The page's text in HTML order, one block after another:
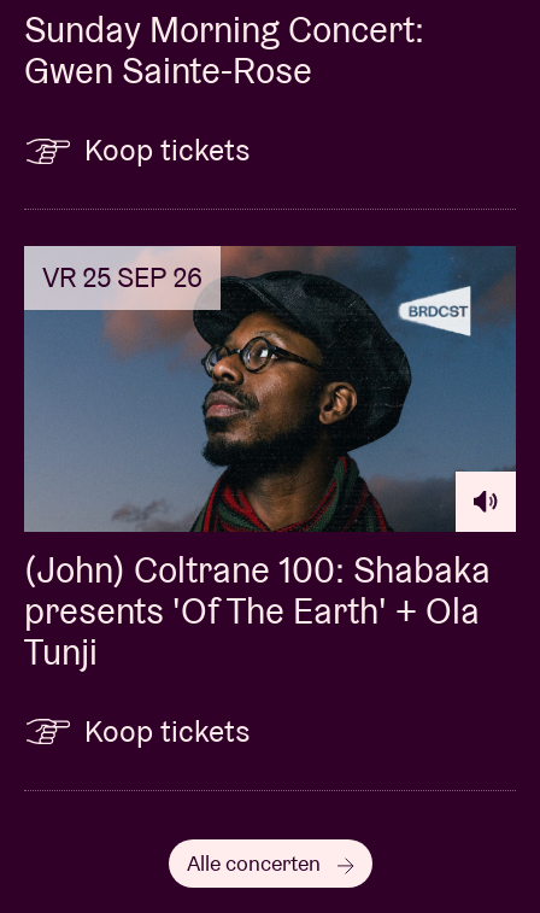
Sunday Morning Concert:
Gwen Sainte-Rose
Koop tickets
VR 25 SEP 26
(John) Coltrane 100: Shabaka
presents 'Of The Earth' + Ola
Tunji
Koop tickets
Alle concerten